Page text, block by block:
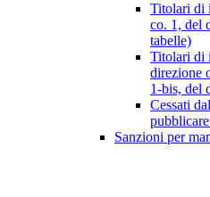
Titolari di
co. 1, del
tabelle)
Titolari di
direzione
1-bis, del
Cessati
Sanzioni per